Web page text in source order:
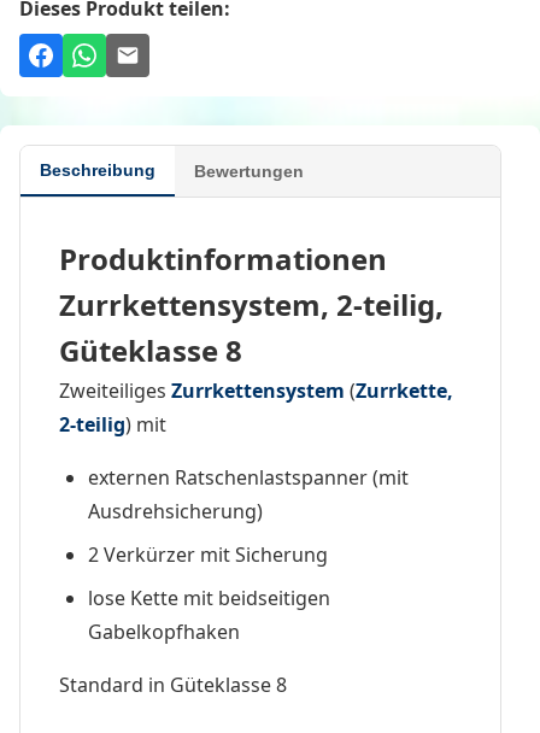
Dieses Produkt teilen:
Beschreibung Bewertungen
Produktinformationen
Zurrkettensystem, 2-teilig,
Güteklasse 8
Zweiteiliges Zurrkettensystem (Zurrkette,
2-teilig) mit
externen Ratschenlastspanner (mit
Ausdrehsicherung)
2 Verkürzer mit Sicherung
lose Kette mit beidseitigen
Gabelkopfhaken
Standard in Güteklasse 8